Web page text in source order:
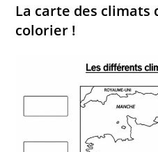
La carte des climats
colorier !